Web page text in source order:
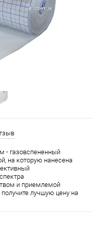
- газовспененный
на которую нанесена
и приемлемой
лучшую цену на